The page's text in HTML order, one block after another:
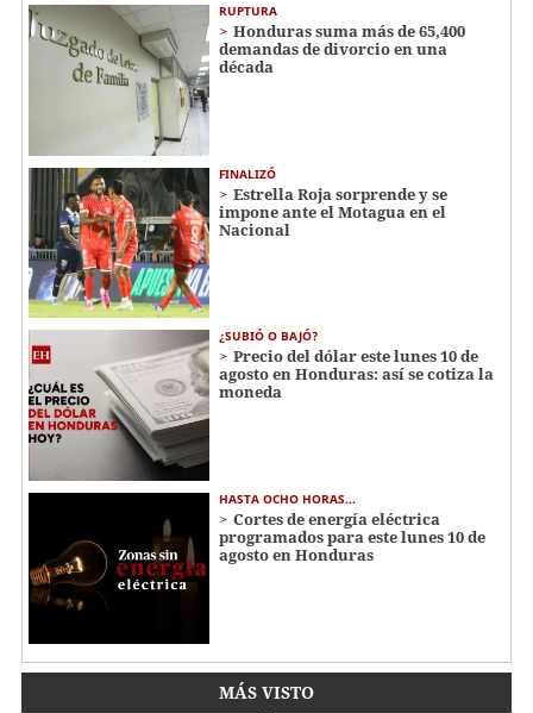
RUPTURA
Honduras suma más de 65,400
demandas de divorcio en una
década
FINALIZÓ
Estrella Roja sorprende y se
impone ante el Motagua en el
Nacional
¿SUBIÓ O BAJÓ?
Precio del dólar este lunes 10 de
agosto en Honduras: así se cotiza la
moneda
HASTA OCHO HORAS...
Cortes de energía eléctrica
programados para este lunes 10 de
agosto en Honduras
MÁS VISTO